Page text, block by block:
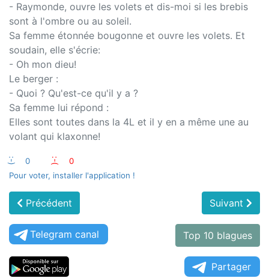
- Raymonde, ouvre les volets et dis-moi si les brebis
sont à l'ombre ou au soleil.
Sa femme étonnée bougonne et ouvre les volets. Et
soudain, elle s'écrie:
- Oh mon dieu!
Le berger :
- Quoi ? Qu'est-ce qu'il y a ?
Sa femme lui répond :
Elles sont toutes dans la 4L et il y en a même une au
volant qui klaxonne!
:-) 0 :-(
0
Pour voter, installer l'application !
Précédent Suivant
Telegram canal Top 10 blagues
Partager